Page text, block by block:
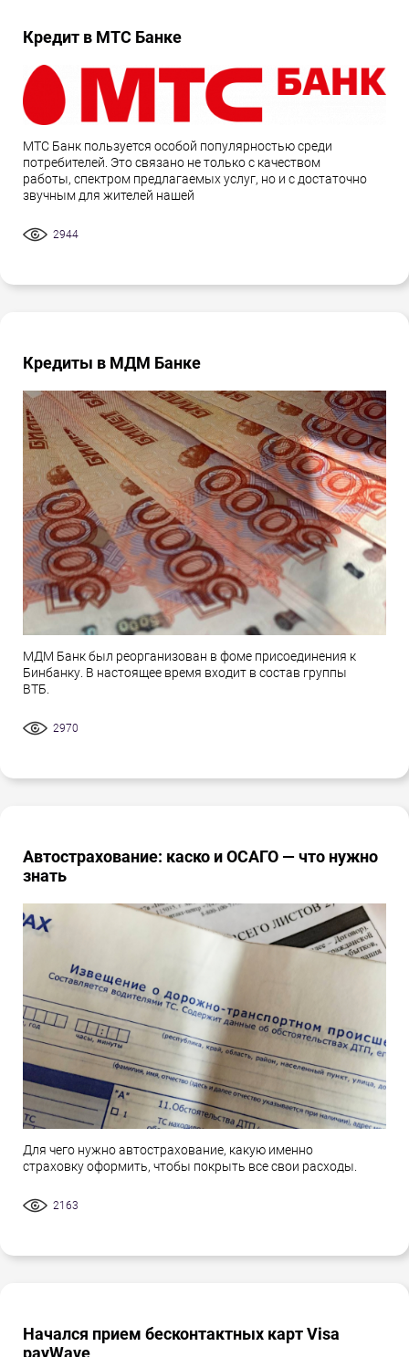
Кредит в МТС Банке
МТС Банк пользуется особой популярностью среди
потребителей. Это связано не только с качеством
работы, спектром предлагаемых услуг, но и с достаточно
звучным для жителей нашей
2944
Кредиты в МДМ Банке
МДМ Банк был реорганизован в фоме присоединения к
Бинбанку. В настоящее время входит в состав группы
ВТБ.
2970
Автострахование: каско и ОСАГО — что нужно
знать
Для чего нужно автострахование, какую именно
страховку оформить, чтобы покрыть все свои расходы.
2163
Начался прием бесконтактных карт Visa
payWave